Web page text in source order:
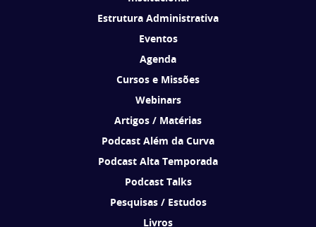
Estrutura Administrativa
Eventos
Agenda
Cursos e Missões
Webinars
Artigos / Matérias
Podcast Além da Curva
Podcast Alta Temporada
Podcast Talks
Pesquisas / Estudos
Livros